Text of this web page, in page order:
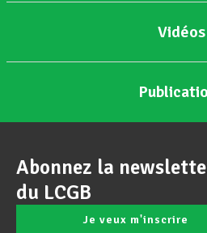
Vidéos
Abonnez la
du LCGB
Je veux m'inscrire